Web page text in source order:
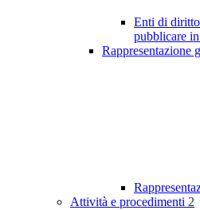
Enti di
pubblicare
Rappresentazione
Attività e procedimenti 2